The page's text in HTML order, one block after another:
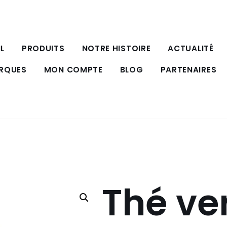
PRODUITS NOTRE HISTOIRE
ACTUALITÉ
MON COMPTE BLOG PARTENAIRES
Thé